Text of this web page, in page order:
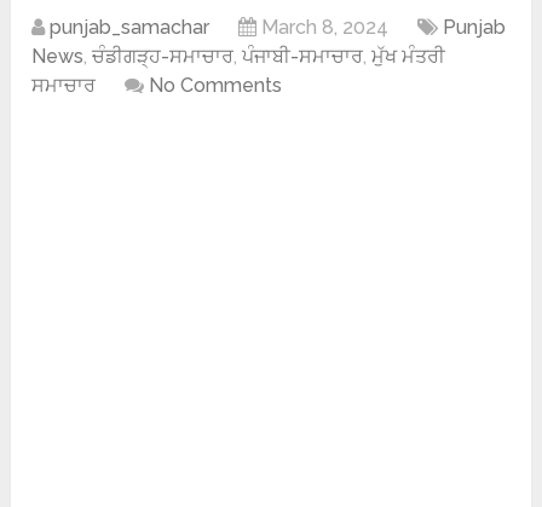
punjab_samachar March 8, 2024
Punjab
News,ਚੰਡੀਗੜ੍ਹ-ਸਮਾਚਾਰ,ਪੰਜਾਬੀ-ਸਮਾਚਾਰ,ਮੁੱਖ ਮੰਤਰੀ
ਸਮਾਚਾਰ
No Comments